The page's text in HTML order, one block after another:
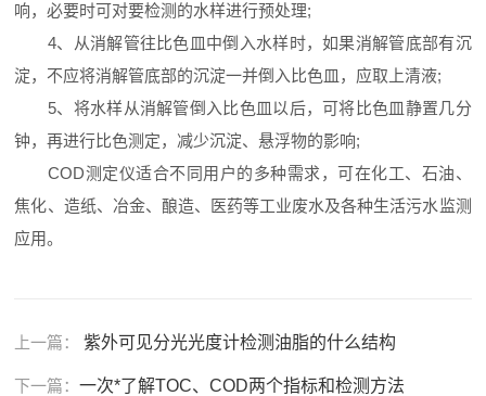
响，必要时可对要检测的水样进行预处理;
4、从消解管往比色皿中倒入水样时，如果消解管底部有沉
淀，不应将消解管底部的沉淀一并倒入比色皿，应取上清液;
5、将水样从消解管倒入比色皿以后，可将比色皿静置几分
钟，再进行比色测定，减少沉淀、悬浮物的影响;
COD测定仪适合不同用户的多种需求，可在化工、石油、
焦化、造纸、冶金、酿造、医药等工业废水及各种生活污水监测
应用。
上一篇： 紫外可见分光光度计检测油脂的什么结构
下一篇：一次*了解TOC、COD两个指标和检测方法